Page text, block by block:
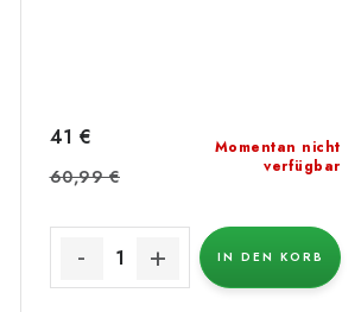
Momentan nicht
verfügbar
41 €
60,99 €
IN DEN KORB